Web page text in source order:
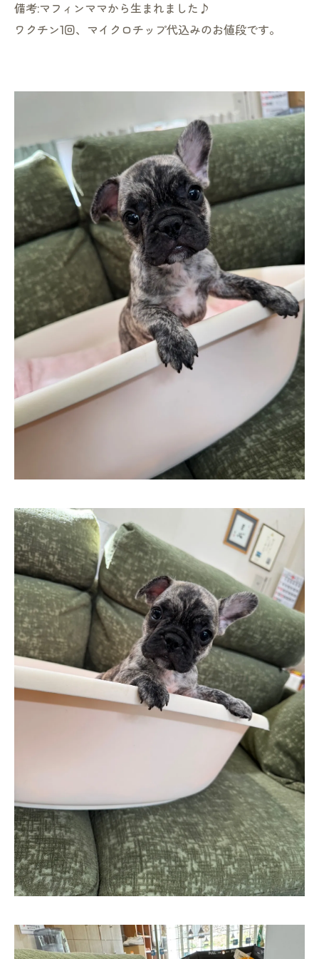
備考:マフィンママから生まれました♪
ワクチン1回、マイクロチップ代込みのお値段です。